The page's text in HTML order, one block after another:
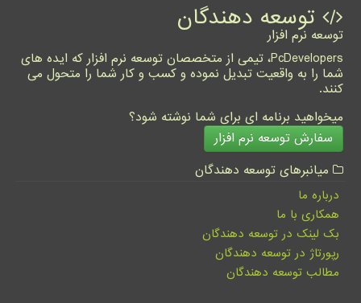
توسعه دهندگان
توسعه نرم افزار
PcDevelopers، تیمی از متخصصان توسعه نرم افزار که ایده های
شما را به واقعیت تبدیل نموده و کسب و کار شما را متحول می
کنند.
میخواهید برنامه ای برای شما نوشته شود؟
سفارش توسعه نرم افزار
میانبرهای توسعه دهندگان
درباره ما
همکاری با ما
بک لینک در توسعه دهندگان
رپورتاژ در توسعه دهندگان
مطالب توسعه دهندگان